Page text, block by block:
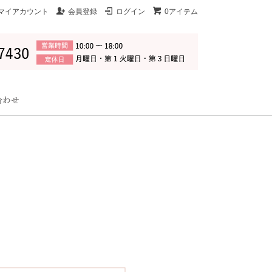
0アイテム
ログイン
会員登録
イアカウント